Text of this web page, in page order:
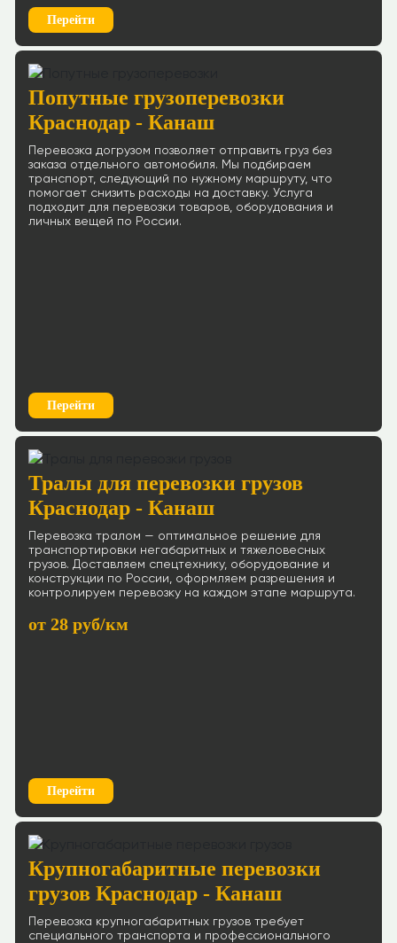
Перейти
Попутные грузоперевозки
Краснодар - Канаш
Перевозка догрузом позволяет отправить груз без
заказа отдельного автомобиля. Мы подбираем
транспорт, следующий по нужному маршруту, что
помогает снизить расходы на доставку. Услуга
подходит для перевозки товаров, оборудования и
личных вещей по России.
Перейти
Тралы для перевозки грузов
Краснодар - Канаш
Перевозка тралом — оптимальное решение для
транспортировки негабаритных и тяжеловесных
грузов. Доставляем спецтехнику, оборудование и
конструкции по России, оформляем разрешения и
контролируем перевозку на каждом этапе маршрута.
от 28 руб/км
Перейти
Крупногабаритные перевозки
грузов Краснодар - Канаш
Перевозка крупногабаритных грузов требует
специального транспорта и профессионального